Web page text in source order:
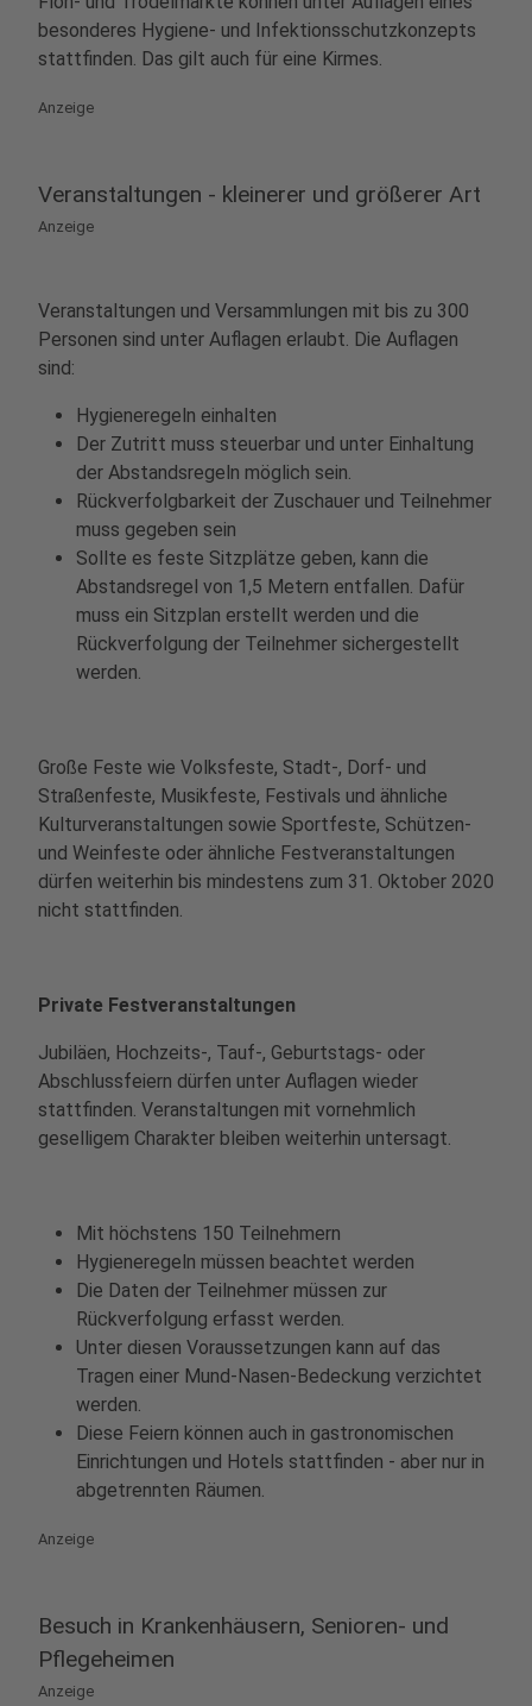
besonderes Hygiene- und Infektionsschutzkonzepts
stattfinden. Das gilt auch für eine Kirmes.
Anzeige
Veranstaltungen - kleinerer und größerer Art
Anzeige
Veranstaltungen und Versammlungen mit bis zu 300
Personen sind unter Auflagen erlaubt. Die Auflagen
sind:
Hygieneregeln einhalten
Der Zutritt muss steuerbar und unter Einhaltung
der Abstandsregeln möglich sein.
Rückverfolgbarkeit der Zuschauer und Teilnehmer
muss gegeben sein
Sollte es feste Sitzplätze geben, kann die
Abstandsregel von 1,5 Metern entfallen. Dafür
muss ein Sitzplan erstellt werden und die
Rückverfolgung der Teilnehmer sichergestellt
werden.
Große Feste wie Volksfeste, Stadt-, Dorf- und
Straßenfeste, Musikfeste, Festivals und ähnliche
Kulturveranstaltungen sowie Sportfeste, Schützen-
und Weinfeste oder ähnliche Festveranstaltungen
dürfen weiterhin bis mindestens zum 31. Oktober 2020
nicht stattfinden.
Private Festveranstaltungen
Jubiläen, Hochzeits-, Tauf-, Geburtstags- oder
Abschlussfeiern dürfen unter Auflagen wieder
stattfinden. Veranstaltungen mit vornehmlich
geselligem Charakter bleiben weiterhin untersagt.
Mit höchstens 150 Teilnehmern
Hygieneregeln müssen beachtet werden
Die Daten der Teilnehmer müssen zur
Rückverfolgung erfasst werden.
Unter diesen Voraussetzungen kann auf das
Tragen einer Mund-Nasen-Bedeckung verzichtet
werden.
Diese Feiern können auch in gastronomischen
Einrichtungen und Hotels stattfinden - aber nur in
abgetrennten Räumen.
Anzeige
Besuch in Krankenhäusern, Senioren- und
Pflegeheimen
Anzeige